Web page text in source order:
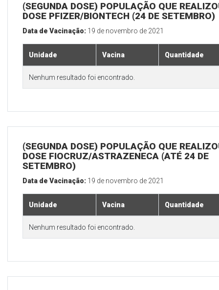
(SEGUNDA DOSE) POPULAÇÃO QUE
DOSE PFIZER/BIONTECH (24 DE SETEMBRO)
Data de Vacinação: 19 de novembro de 2021
Unidade Vacina Quantidade
Nenhum resultado foi encontrado.
(SEGUNDA DOSE) POPULAÇÃO QUE
DOSE FIOCRUZ/ASTRAZENECA (ATÉ 24 DE
SETEMBRO)
Data de Vacinação: 19 de novembro de 2021
Unidade Vacina Quantidade
Nenhum resultado foi encontrado.